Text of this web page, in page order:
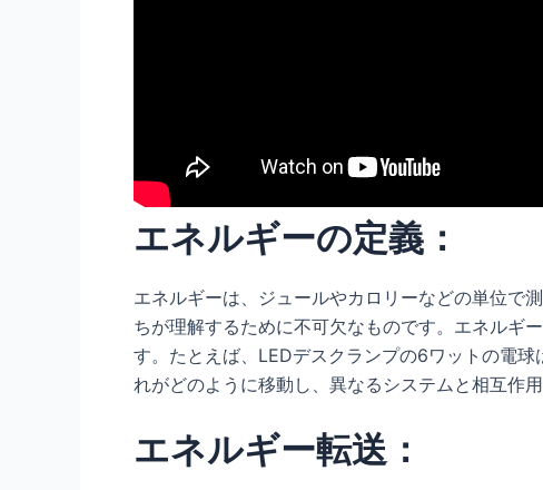
エネルギーの定義：
エネルギーは、ジュールやカロリーなどの単位で
ちが理解するために不可欠なものです。エネルギ
す。たとえば、LEDデスクランプの6ワットの電
れがどのように移動し、異なるシステムと相互作
エネルギー転送：